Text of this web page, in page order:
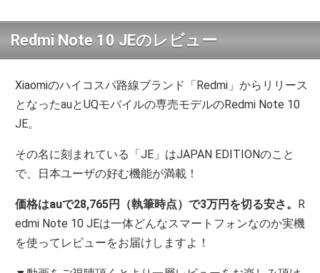
Redmi Note 10 JEのレビュー
Xiaomiのハイコスパ路線ブランド「Redmi」からリリース
となったauとUQモバイルの専売モデルのRedmi Note 10
JE。
その名に刻まれている「JE」はJAPAN EDITIONのこと
で、日本ユーザの好む機能が満載！
価格はauで28,765円（執筆時点）で3万円を切る安さ。
R
edmi Note 10 JEは一体どんなスマートフォンなのか実機
を使ってレビューをお届けしますよ！